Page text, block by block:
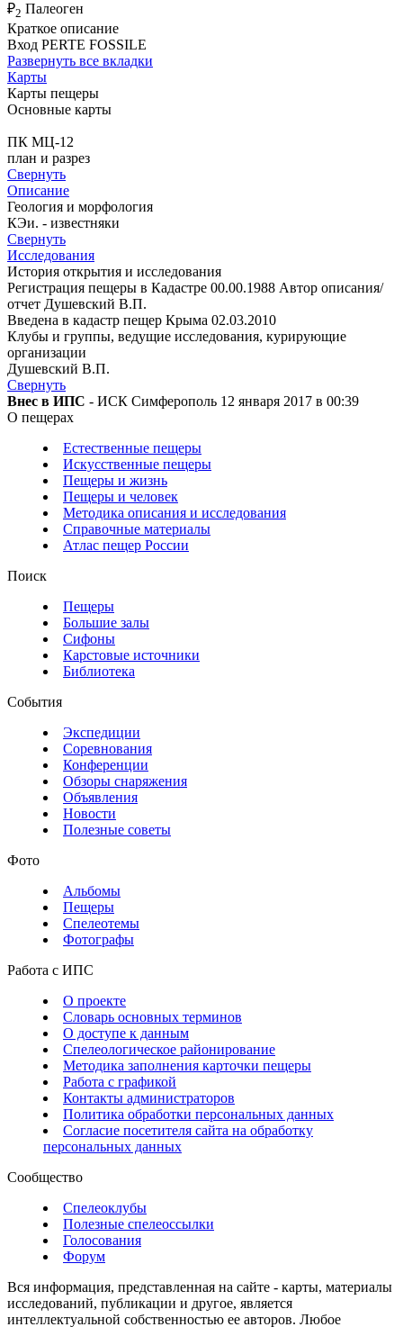
₽2 Палеоген
Краткое описание
Вход PERTE FOSSILE
Развернуть все вкладки
Карты
Карты пещеры
Основные карты
ПК МЦ-12
план и разрез
Свернуть
Описание
Геология и морфология
КЭи. - известняки
Свернуть
Исследования
История открытия и исследования
Регистрация пещеры в Кадастре 00.00.1988 Автор описания/
отчет Душевский В.П.
Введена в кадастр пещер Крыма 02.03.2010
Клубы и группы, ведущие исследования, курирующие
организации
Душевский В.П.
Свернуть
Внес в ИПС - ИСК Симферополь 12 января 2017 в 00:39
О пещерах
Естественные пещеры
Искусственные пещеры
Пещеры и жизнь
Пещеры и человек
Методика описания и исследования
Справочные материалы
Атлас пещер России
Поиск
Пещеры
Большие залы
Сифоны
Карстовые источники
Библиотека
События
Экспедиции
Соревнования
Конференции
Обзоры снаряжения
Объявления
Новости
Полезные советы
Фото
Альбомы
Пещеры
Спелеотемы
Фотографы
Работа с ИПС
О проекте
Словарь основных терминов
О доступе к данным
Спелеологическое районирование
Методика заполнения карточки пещеры
Работа с графикой
Контакты администраторов
Политика обработки персональных данных
Согласие посетителя сайта на обработку
персональных данных
Сообщество
Спелеоклубы
Полезные спелеоссылки
Голосования
Форум
Вся информация, представленная на сайте - карты, материалы
исследований, публикации и другое, является
интеллектуальной собственностью ее авторов. Любое